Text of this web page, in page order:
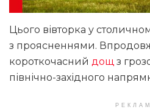
Цього вівторка у
з проясненнями.
короткочасний дощ з
північно-західного